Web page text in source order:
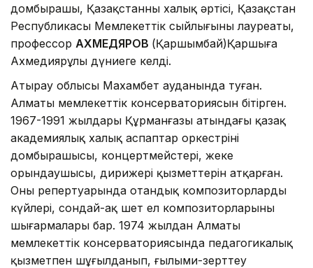
домбырашы, Қазақстанның халық әртісі, Қазақстан
Республикасы Мемлекеттік сыйлығының лауреаты,
профессор АХМЕДЯРОВ (Қаршымбай)Қаршыға
Ахмедиярұлы дүниеге келді.
Атырау облысы Махамбет ауданында туған.
Алматы мемлекеттік консерваториясын бітірген.
1967-1991 жылдары Құрманғазы атындағы қазақ
академиялық халық аспаптар оркестрінің
домбырашысы, концертмейстері, жеке
орындаушысы, дирижері қызметтерін атқарған.
Оның репертуарында отандық композиторлардың
күйлері, сондай-ақ шет ел композиторларының
шығармалары бар. 1974 жылдан Алматы
мемлекеттік консерваториясында педагогикалық
қызметпен шұғылданып, ғылыми-зерттеу